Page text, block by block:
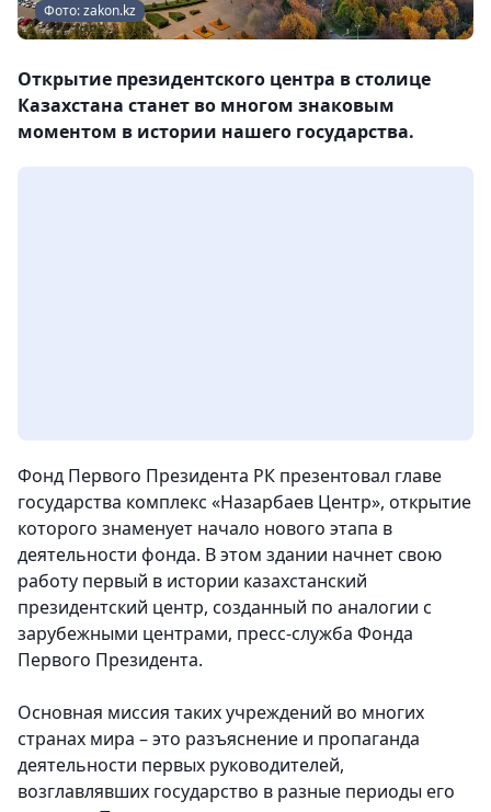
Фото: zakon.kz
Открытие президентского центра в столице
Казахстана станет во многом знаковым
моментом в истории нашего государства.
Фонд Первого Президента РК презентовал главе
государства комплекс «Назарбаев Центр», открытие
которого знаменует начало нового этапа в
деятельности фонда. В этом здании начнет свою
работу первый в истории казахстанский
президентский центр, созданный по аналогии с
зарубежными центрами, пресс-служба Фонда
Первого Президента.
Основная миссия таких учреждений во многих
странах мира – это разъяснение и пропаганда
деятельности первых руководителей,
возглавлявших государство в разные периоды его